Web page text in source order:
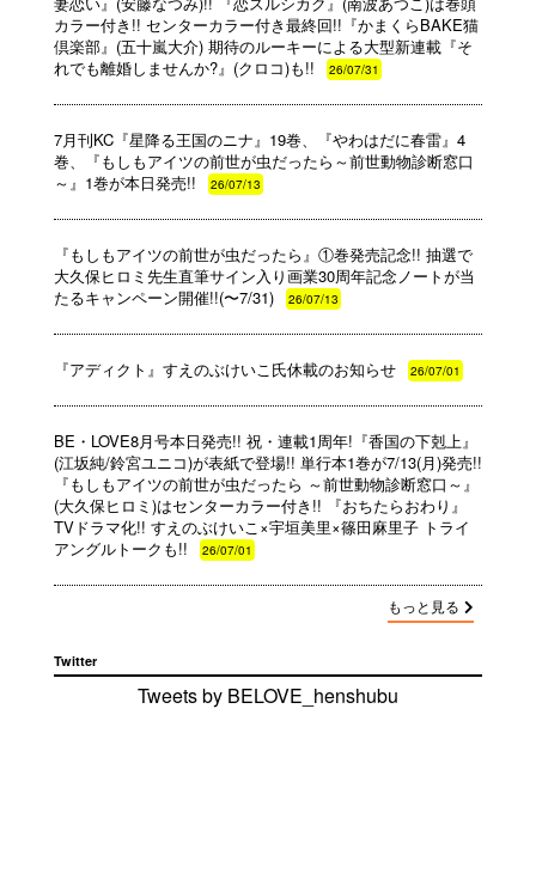
カラー付き!! センターカラー付き最終回!!『かまくらBAKE猫
倶楽部』(五十嵐大介) 期待のルーキーによる大型新連載『そ
れでも離婚しませんか?』(クロコ)も!!
26/07/31
7月刊KC『星降る王国のニナ』19巻、『やわはだに春雷』4
巻、『もしもアイツの前世が虫だったら～前世動物診断窓口
～』1巻が本日発売!!
26/07/13
『もしもアイツの前世が虫だったら』①巻発売記念!! 抽選で
大久保ヒロミ先生直筆サイン入り画業30周年記念ノートが当
たるキャンペーン開催!!(〜7/31)
26/07/13
『アディクト』すえのぶけいこ氏休載のお知らせ 26/07/01
BE・LOVE8月号本日発売!! 祝・連載1周年!『香国の下剋上』
(江坂純/鈴宮ユニコ)が表紙で登場!! 単行本1巻が7/13(月)発売!!
『もしもアイツの前世が虫だったら ～前世動物診断窓口～』
(大久保ヒロミ)はセンターカラー付き!! 『おちたらおわり』
TVドラマ化!! すえのぶけいこ×宇垣美里×篠田麻里子 トライ
アングルトークも!!
26/07/01
もっと見る
Twitter
Tweets by BELOVE_henshubu